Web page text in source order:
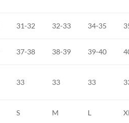
31-32 32-33 34-35
37-38 38-39 39-40
33 33 33
S M L